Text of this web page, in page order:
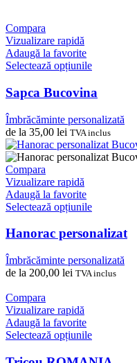
produsului.
Compara
Vizualizare rapidă
Adaugă la favorite
Selectează opțiunileAcest
are
mai
multe
variații.
Opțiunile
pot
fi
produsului.
Sapca Bucovina
Îmbrăcăminte personalizată
de la 35,00 lei TVA inclus
Compara
Vizualizare rapidă
Adaugă la favorite
Selectează opțiunileAcest
are
multe
variații.
pagina
produsului.
Hanorac personalizat
Îmbrăcăminte personalizată
de la 200,00 lei TVA inclus
Compara
Vizualizare rapidă
Adaugă la favorite
Selectează opțiunileAcest
are